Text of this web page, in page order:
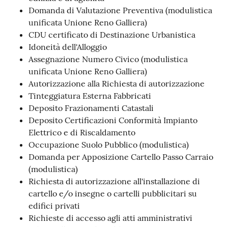
Domanda di Valutazione Preventiva (modulistica
unificata Unione Reno Galliera)
CDU certificato di Destinazione Urbanistica
Idoneità dell'Alloggio
Assegnazione Numero Civico (modulistica
unificata Unione Reno Galliera)
Autorizzazione alla Richiesta di autorizzazione
Tinteggiatura Esterna Fabbricati
Deposito Frazionamenti Catastali
Deposito Certificazioni Conformità Impianto
Elettrico e di Riscaldamento
Occupazione Suolo Pubblico (modulistica)
Domanda per Apposizione Cartello Passo Carraio
(modulistica)
Richiesta di autorizzazione all'installazione di
cartello e/o insegne o cartelli pubblicitari su
edifici privati
Richieste di accesso agli atti amministrativi